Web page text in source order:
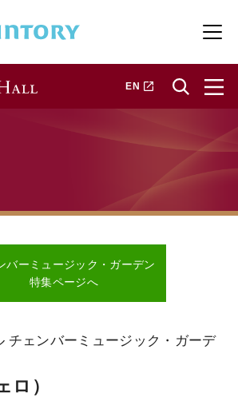
メ
EN 新しいタブで開きます
バーミュージック・ガーデン
特集ページへ
チェンバーミュージック・ガーデ
ロ）